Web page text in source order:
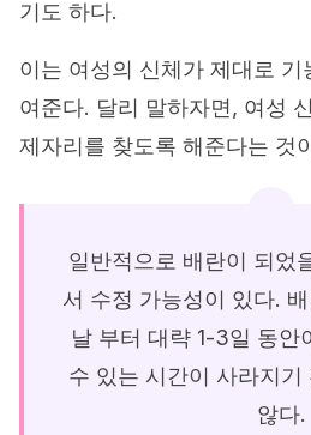
기도 하다.
이는 여성의 신체가 제대로 기
여준다. 달리 말하자면, 여성
제자리를 찾도록 해준다는 것
일반적으로 배란이 되었
서 수정 가능성이 있다.
날 부터 대략 1-3일 동안
수 있는 시간이 사라지기
않다.